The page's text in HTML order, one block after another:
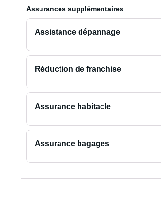
Assurances supplémentaires
Assistance dépannage
Réduction de franchise
Assurance habitacle
Assurance bagages